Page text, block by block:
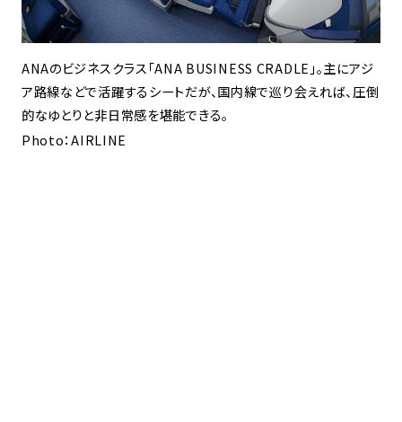
ANAのビジネスクラス「ANA BUSINESS CRADLE」。主にアジ
ア路線などで活躍するシートだが、国内線で巡り会えれば、圧倒
的なゆとりと非日常感を堪能できる。
Photo：AIRLINE